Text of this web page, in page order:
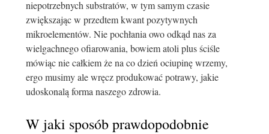
niepotrzebnych substratów, w tym samym czasie
zwiększając w przedtem kwant pozytywnych
mikroelementów. Nie pochłania owo odkąd nas za
wielgachnego ofiarowania, bowiem atoli plus ściśle
mówiąc nie całkiem że na co dzień ociupinę wrzemy,
ergo musimy ale wręcz produkować potrawy, jakie
udoskonalą forma naszego zdrowia.
W jaki sposób prawdopodobnie